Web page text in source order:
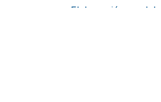
Elaboración modelos